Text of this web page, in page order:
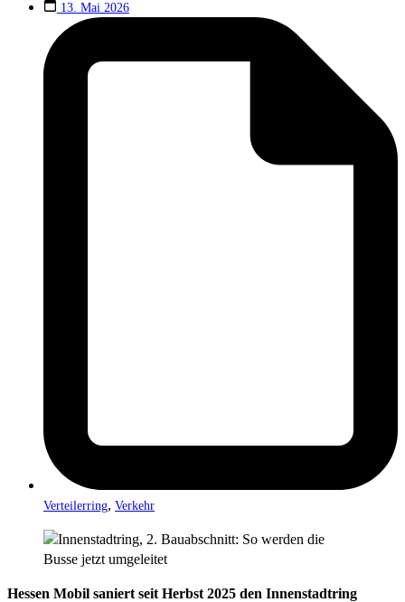
13. Mai 2026
Verteilerring, Verkehr
Hessen Mobil saniert seit Herbst 2025 den Innenstadtring